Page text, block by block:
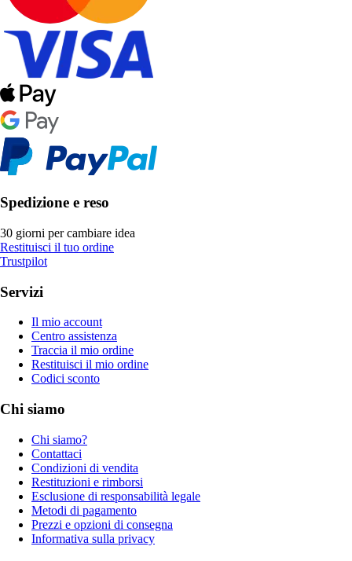
Spedizione e reso
30 giorni per cambiare idea
Restituisci il tuo ordine
Trustpilot
Servizi
Il mio account
Centro assistenza
Traccia il mio ordine
Restituisci il mio ordine
Codici sconto
Chi siamo
Chi siamo?
Contattaci
Condizioni di vendita
Restituzioni e rimborsi
Esclusione di responsabilità legale
Metodi di pagamento
Prezzi e opzioni di consegna
Informativa sulla privacy